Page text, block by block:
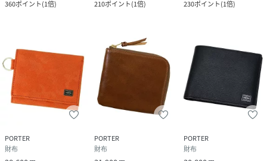
360ポイント(1倍)
210ポイント(1倍)
230ポイント(1倍)
PORTER
財布
PORTER
財布
PORTER
財布